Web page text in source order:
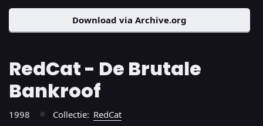
Download via Archive.org
RedCat - De Brutale
Bankroof
1998 ● Collectie: RedCat